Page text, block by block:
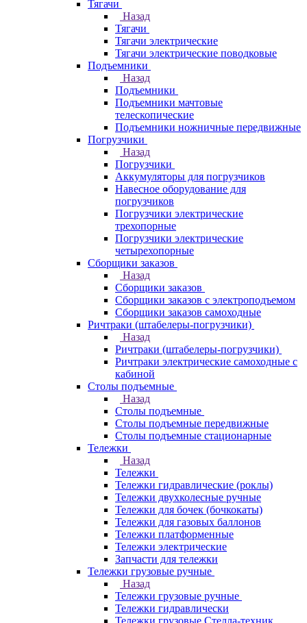
Тягачи
Назад
Тягачи
Тягачи электрические
Тягачи электрические поводковые
Подъемники
Назад
Подъемники
Подъемники мачтовые
телескопические
Подъемники ножничные передвижные
Погрузчики
Назад
Погрузчики
Аккумуляторы для погрузчиков
Навесное оборудование для
погрузчиков
Погрузчики электрические
трехопорные
Погрузчики электрические
четырехопорные
Сборщики заказов
Назад
Сборщики заказов
Сборщики заказов с электроподъемом
Сборщики заказов самоходные
Ричтраки (штабелеры-погрузчики)
Назад
Ричтраки (штабелеры-погрузчики)
Ричтраки электрические самоходные с
кабиной
Столы подъемные
Назад
Столы подъемные
Столы подъемные передвижные
Столы подъемные стационарные
Тележки
Назад
Тележки
Тележки гидравлические (роклы)
Тележки двухколесные ручные
Тележки для бочек (бочкокаты)
Тележки для газовых баллонов
Тележки платформенные
Тележки электрические
Запчасти для тележки
Тележки грузовые ручные
Назад
Тележки грузовые ручные
Тележки гидравлически
Тележки грузовые Стелла-техник